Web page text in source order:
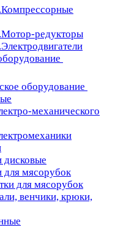
редукторы
оборудование
механического
мясорубок
для мясорубок
венчики, крюки,